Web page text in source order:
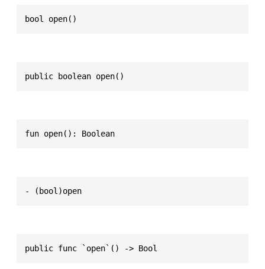
bool open()
public boolean open()
fun open(): Boolean
- (bool)open
public func `open`() -> Bool